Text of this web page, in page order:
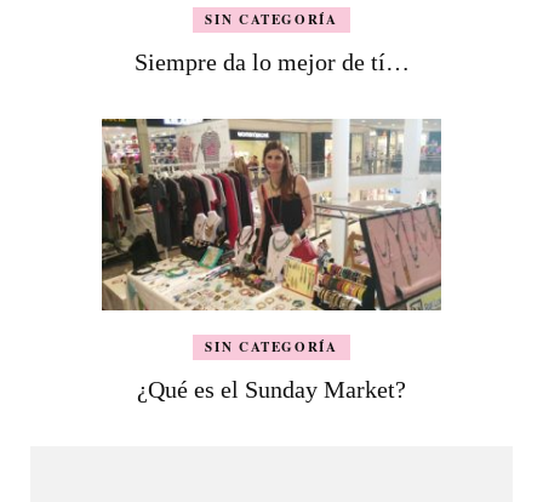
SIN CATEGORÍA
Siempre da lo mejor de tí…
SIN CATEGORÍA
¿Qué es el Sunday Market?